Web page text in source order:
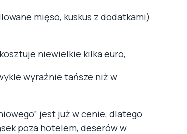
mięso, kuskus z dodatkami)
niewielkie kilka euro,
wyraźnie tańsze niż w
jest już w cenie, dlatego
poza hotelem, deserów w